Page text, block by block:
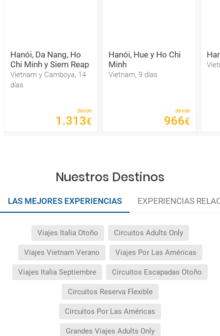
Hanói, Da Nang, Ho
Chi Minh y Siem Reap
Vietnam y Camboya, 14
días
desde
1 .313€
Hanói, Hue y Ho Chi
Minh
Vietnam, 9 días
desde
966€
Nuestros Destinos
LAS MEJORES EXPERIENCIAS EXPERIENCIAS
Viajes Italia Otoño Circuitos Adults Only
Viajes Vietnam Verano Viajes Por Las Américas
Viajes Italia Septiembre Circuitos Escapadas Otoño
Circuitos Reserva Flexible
Circuitos Por Las Américas
Grandes Viajes Adults Only